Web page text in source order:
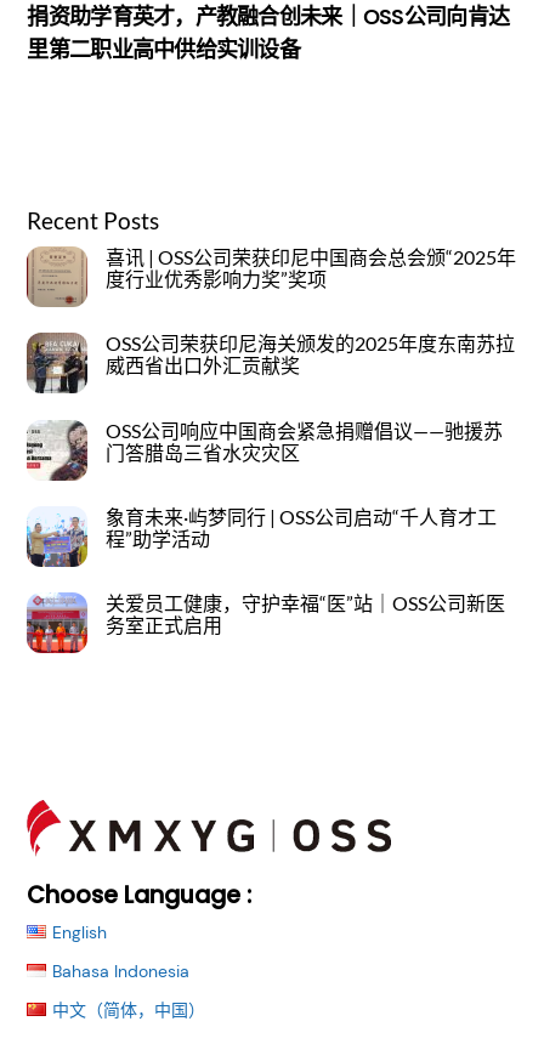
捐资助学育英才，产教融合创未来｜OSS公司向肯达
里第二职业高中供给实训设备
Recent Posts
喜讯 | OSS公司荣获印尼中国商会总会颁“2025年
度行业优秀影响力奖”奖项
OSS公司荣获印尼海关颁发的2025年度东南苏拉
威西省出口外汇贡献奖
OSS公司响应中国商会紧急捐赠倡议——驰援苏
门答腊岛三省水灾灾区
象育未来·屿梦同行 | OSS公司启动“千人育才工
程”助学活动
关爱员工健康，守护幸福“医”站｜OSS公司新医
务室正式启用
Top
Choose Language :
English
Bahasa Indonesia
中文（简体，中国）